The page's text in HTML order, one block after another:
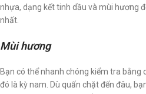
nhựa, dạng kết tinh dầu và mùi hương
nhất.
Mùi hương
Bạn có thể nhanh chóng kiểm tra bằng
đó là kỳ nam. Dù quấn chặt đến đâu,